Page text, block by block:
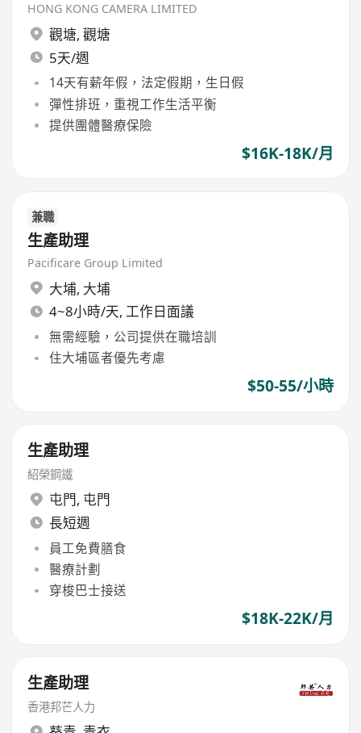
HONG KONG CAMERA LIMITED
觀塘, 觀塘
5天/週
14天有薪年假，法定假期，生日假
彈性排班，重視工作生活平衡
提供團體醫療保險
$16K-18K/月
兼職
生產助理
Pacificare Group Limited
大埔, 大埔
4~8小時/天, 工作日面議
無需經驗，公司提供在職培訓
住大埔區者優先考慮
$50-55/小時
生產助理
紹榮鋼鐵
屯門, 屯門
長短週
員工免費膳食
醫療計劃
穿梭巴士接送
$18K-22K/月
生產助理
香港邦芒人力